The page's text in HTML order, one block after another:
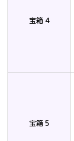
宝箱 4
宝箱 5